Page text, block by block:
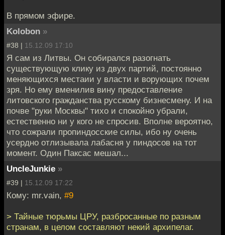
В прямом эфире.
Kolobon »
#38 | 15.12.09 17:10
Я сам из Литвы. Он собирался разогнать
существующую клику из двух партий, постоянно
меняющихся местаии у власти и ворующих почем
зря. Но ему вменилив вину предоставление
литовского гражданства русскому бизнесмену. И на
почве "руки Москвы" тихо и спокойно убрали,
естественно ни у кого не спросив. Вполне вероятно,
что сожрали пропиндосские силы, ибо ну очень
усердно отлизывала лабасня у пиндосов на тот
момент. Один Паксас мешал...
UncleJunkie »
#39 | 15.12.09 17:22
Кому: mr.vain, #9
> Тайные тюрьмы ЦРУ, разбросанные по разным
странам, в целом составляют некий архипелаг.